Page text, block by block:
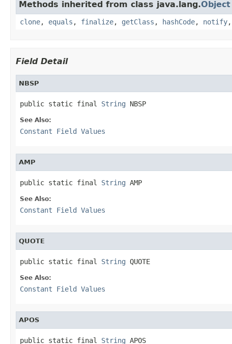
Methods inherited from class java.lang.Object
clone, equals , finalize, getClass , hashCode, notify,
Field Detail
NBSP
public static final String NBSP
See Also:
Constant Field Values
AMP
public static final String AMP
See Also:
Constant Field Values
QUOTE
public static final String QUOTE
See Also:
Constant Field Values
APOS
public static final String APOS